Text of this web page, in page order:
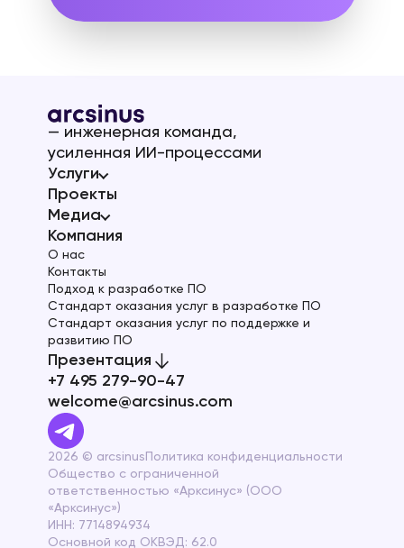
— инженерная команда,
усиленная ИИ-процессами
Услуги
Проекты
Медиа
Компания
О нас
Контакты
Подход к разработке ПО
Стандарт оказания услуг в разработке ПО
Стандарт оказания услуг по поддержке и
развитию ПО
Презентация
+7 495 279-90-47
welcome@arcsinus.com
2026 © arcsinus Политика конфиденциальности
Общество с ограниченной
ответственностью «Арксинус» (ООО
«Арксинус»)
ИНН: 7714894934
Основной код ОКВЭД: 62.0